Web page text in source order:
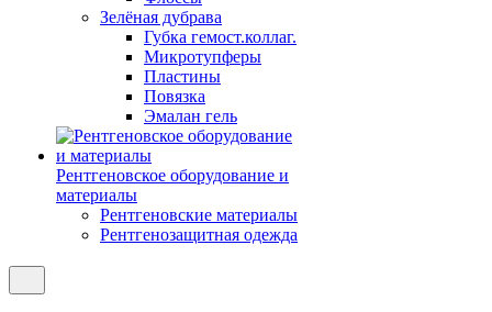
Зелёная дубрава
Губка гемост.коллаг.
Микротупферы
Пластины
Повязка
Эмалан гель
Рентгеновское оборудование и
материалы
Рентгеновские материалы
Рентгенозащитная одежда